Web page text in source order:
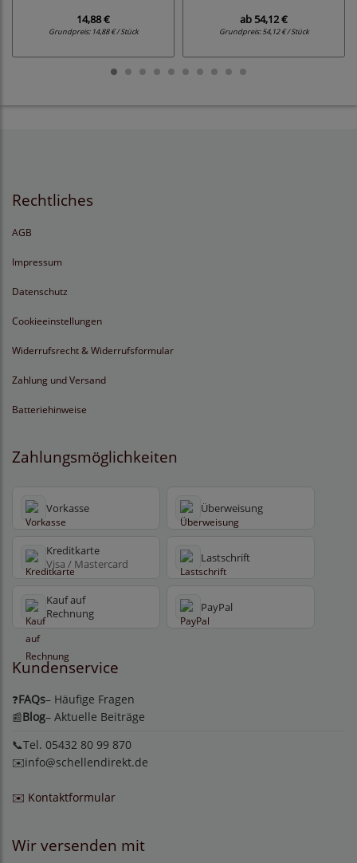
14,88 €
Grundpreis: 14,88 € / Stück
ab 54,12 €
Grundpreis:54,12 € / Stück
Rechtliches
AGB
Impressum
Datenschutz
Cookieeinstellungen
Widerrufsrecht & Widerrufsformular
Zahlung und Versand
Batteriehinweise
Zahlungsmöglichkeiten
Vorkasse Überweisung
Kreditkarte
Visa / Mastercard Lastschrift
Kauf auf
Rechnung
PayPal
Kundenservice
❓FAQs– Häufige Fragen
📰Blog– Aktuelle Beiträge
📞Tel. 05432 80 99 870
✉️info@schellendirekt.de
✉️ Kontaktformular
Wir versenden mit